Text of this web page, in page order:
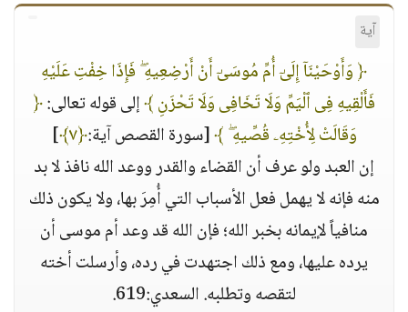
آية
﴿ وَأَوْحَيْنَآ إِلَىٰٓ أُمِّ مُوسَىٰٓ أَنْ أَرْضِعِيهِ ۖ فَإِذَا خِفْتِ عَلَيْهِ
فَأَلْقِيهِ فِى ٱلْيَمِّ وَلَا تَخَافِى وَلَا تَحْزَنِ ﴾إلى قوله تعالى:﴿
وَقَالَتْ لِأُخْتِهِۦ قُصِّيهِ ۖ ﴾[سورة القصص آية:﴿٧﴾
]
إن العبد ولو عرف أن القضاء والقدر ووعد الله نافذ لا بد
منه فإنه لا يهمل فعل الأسباب التي أُمِرَ بها، ولا يكون ذلك
منافياً لإيمانه بخبر الله؛ فإن الله قد وعد أم موسى أن
يرده عليها، ومع ذلك اجتهدت في رده، وأرسلت أخته
لتقصه وتطلبه. السعدي:619.